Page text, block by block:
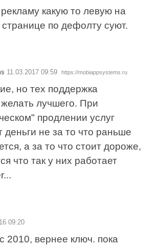
какую то левую на
странице по дефолту суют.
11.03.2017 09:59 https://mobiappsystems.ru
но тех поддержка
желать лучшего. При
продлении услуг
деньги не за то что раньше
а за то что стоит дороже,
что так у них работает
09:20
2010, вернее ключ. пока